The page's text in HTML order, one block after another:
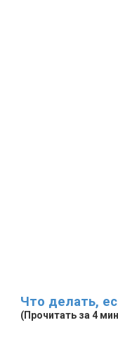
Что делать,
(Прочитать за 4